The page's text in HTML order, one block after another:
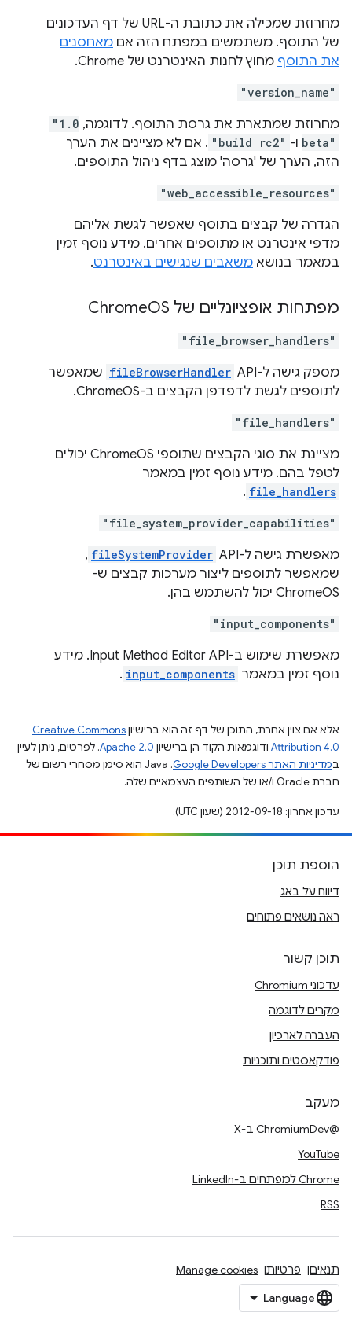
מחרוזת שמכילה את כתובת ה-URL של דף העדכונים
של התוסף. משתמשים במפתח הזה אם מאחסנים
את התוסף מחוץ לחנות האינטרנט של Chrome.
"version_name"
מחרוזת שמתארת את גרסת התוסף. לדוגמה, "1.0
beta" ו- "build rc2" . אם לא מציינים את הערך
הזה, הערך של 'גרסה' מוצג בדף ניהול התוספים.
"web_accessible_resources"
הגדרה של קבצים בתוסף שאפשר לגשת אליהם
מדפי אינטרנט או מתוספים אחרים. מידע נוסף זמין
במאמר בנושא משאבים שנגישים באינטרנט.
מפתחות אופציונליים של Chrome OS
"file_browser_handlers"
מספק גישה ל-API ‏ fileBrowserHandler שמאפשר
לתוספים לגשת לדפדפן הקבצים ב-ChromeOS.
"file_handlers"
מציינת את סוגי הקבצים שתוספי ChromeOS יכולים
לטפל בהם. מידע נוסף זמין במאמר
file_handlers
.
"file_system_provider_capabilities"
מאפשרת גישה ל-API‏ fileSystemProvider
,
שמאפשר לתוספים ליצור מערכות קבצים ש-
ChromeOS יכול להשתמש בהן.
"input_components"
מאפשרת שימוש ב-Input Method Editor API. מידע
נוסף זמין במאמר input_components
.
אלא אם צוין אחרת, התוכן של דף זה הוא ברישיוןCreative Commons
Attribution 4.0 ודוגמאות הקוד הן ברישיון Apache 2.0. לפרטים, ניתן לעיין
במדיניות האתר Google Developers‏
.‏ Java הוא סימן מסחרי רשום של
חברת Oracle ו/או של השותפים העצמאיים שלה.
עדכון אחרון: 2012-09-18 (שעון UTC).
הוספת תוכן
דיווח על באג
ראה נושאים פתוחים
תוכן קשור
עדכוני Chromium
מקרים לדוגמה
העברה לארכיון
פודקאסטים ותוכניות
מעקב
@ChromiumDev ב-X
YouTube
Chrome למפתחים ב-LinkedIn
RSS
תנאים פרטיות Manage cookies